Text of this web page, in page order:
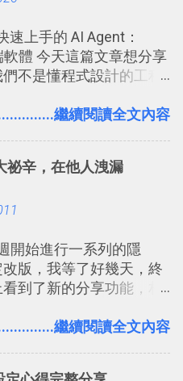
： 如何活用 Trello 記
畫心得與看板範本
： 如何將網頁資料快速
Trello 開放「強化功能」
大 Trello 客製化範例教
： [時間技客-7] 重要緊
限在 Trello 活用與範本
專案排程協作重點技巧
如何用 Trello 規劃自助
行程計畫使用技巧教
長？專案管理的5個關鍵
Trello GTD 方法範例看
憶長度！就這樣反覆慢慢
就能讓一個東西成為腦
憶。 問題是，當我們一
考試問題時，自己手動進
，自動規劃要延期複習
動產生記憶練習題，這
好評的，或許就是今天
速上手的 AI Agent：
軟體 今天這篇文章想分享
不是懂程式設計的工程
的 Codex 工具？ 如何用
化的電腦工作流程。
繼續閱讀全文內容
祕辛，在他人洩漏
開始進行一系列的隱
版，我等了好幾天，終
到了新的分享功能，相
功能與隱私設定。 嚴格來
繼續閱讀全文內容